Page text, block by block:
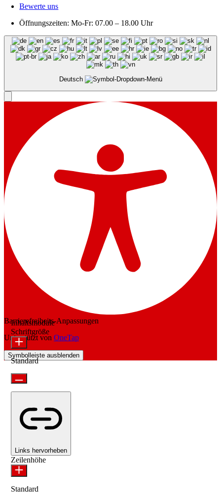
Bewerte uns
Öffnungszeiten: Mo-Fr: 07.00 – 18.00 Uhr
Deutsch
Barrierefreiheits-Anpassungen
Unterstützt von OneTap
Symbolleiste ausblenden
Inhaltsmodule
Schriftgröße
Standard
Links hervorheben
Zeilenhöhe
Standard